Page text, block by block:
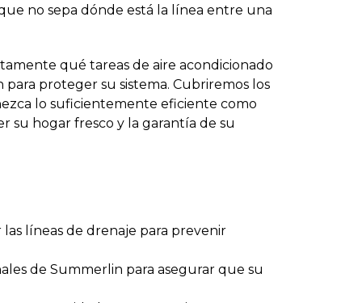
no sepa dónde está la línea entre una
qué tareas de aire acondicionado
proteger su sistema. Cubriremos los
lo suficientemente eficiente como
su hogar fresco y la garantía de su
líneas de drenaje para prevenir
de Summerlin para asegurar que su